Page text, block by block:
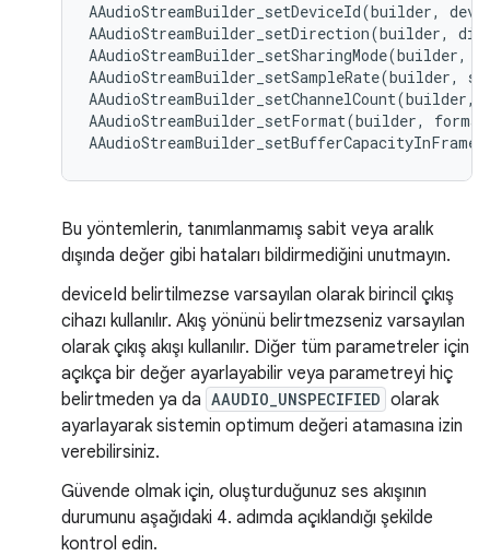
AAudioStreamBuilder_setDeviceId(builder,
AAudioStreamBuilder_setDirection(builder,
AAudioStreamBuilder_setSharingMode(builder,
AAudioStreamBuilder_setSampleRate(builder,
AAudioStreamBuilder_setChannelCount(builder,
AAudioStreamBuilder_setFormat(builder,
Bu yöntemlerin, tanımlanmamış sabit veya aralık
dışında değer gibi hataları bildirmediğini unutmayın.
deviceId belirtilmezse varsayılan olarak birincil çıkış
cihazı kullanılır. Akış yönünü belirtmezseniz varsayılan
olarak çıkış akışı kullanılır. Diğer tüm parametreler için
açıkça bir değer ayarlayabilir veya parametreyi hiç
belirtmeden ya da AAUDIO_UNSPECIFIED olarak
ayarlayarak sistemin optimum değeri atamasına izin
verebilirsiniz.
Güvende olmak için, oluşturduğunuz ses akışının
durumunu aşağıdaki 4. adımda açıklandığı şekilde
kontrol edin.